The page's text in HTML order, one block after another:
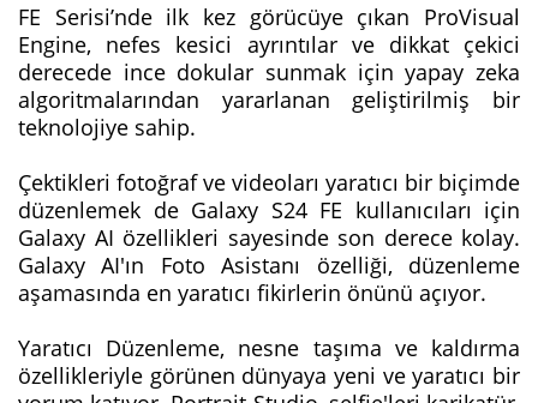
FE Serisi’nde ilk kez görücüye çıkan ProVisual
Engine, nefes kesici ayrıntılar ve dikkat çekici
derecede ince dokular sunmak için yapay zeka
algoritmalarından yararlanan geliştirilmiş bir
teknolojiye sahip.
Çektikleri fotoğraf ve videoları yaratıcı bir biçimde
düzenlemek de Galaxy S24 FE kullanıcıları için
Galaxy AI özellikleri sayesinde son derece kolay.
Galaxy AI'ın Foto Asistanı özelliği, düzenleme
aşamasında en yaratıcı fikirlerin önünü açıyor.
Yaratıcı Düzenleme, nesne taşıma ve kaldırma
özellikleriyle görünen dünyaya yeni ve yaratıcı bir